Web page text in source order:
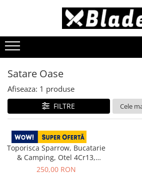
Cutite-Bushcraft
Cutite Bucatarie
Cutite Japoneze
Cutite Dezosat - Filetat
Cutite Profesionale
Satare Bucatarie
Satare Oase
Satare Camping
Unelte Cioplire
Seturi Unelte Cioplit
Lemn
Satare Oase
Afiseaza: 1 produse
FILTRE
Blades
Toporisca Sparrow, Bucatarie
& Camping, Otel 4Cr13,
Maner Lemn Pakka, 22 cm
250,00 RON